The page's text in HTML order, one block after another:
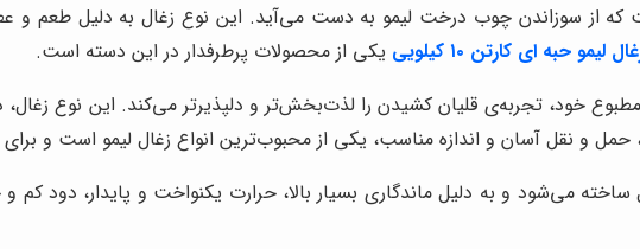
که از سوزاندن چوب درخت لیمو به دست می‌آید. این نوع زغال به دلیل طعم و
حبه ای کارتن ۱۰ کیلویی
یکی از محصولات پرطرفدار در این دسته است.
خود، تجربه‌ی قلیان کشیدن را لذت‌بخش‌تر و دلپذیرتر می‌کند. این نوع
حمل و نقل آسان و اندازه مناسب، یکی از محبوب‌ترین انواع زغال لیمو است و
ساخته می‌شود و به دلیل ماندگاری بسیار بالا، حرارت یکنواخت و پایدار، دود کم